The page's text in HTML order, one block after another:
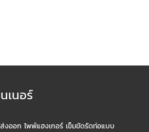
เนอร์
งออก ไพพ์แฮงเกอร์ เข็มขัดรัดท่อแบบ